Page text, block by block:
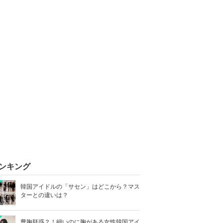
キング
韓国アイドルの「サセン」はどこから？マス
ターとの違いは？